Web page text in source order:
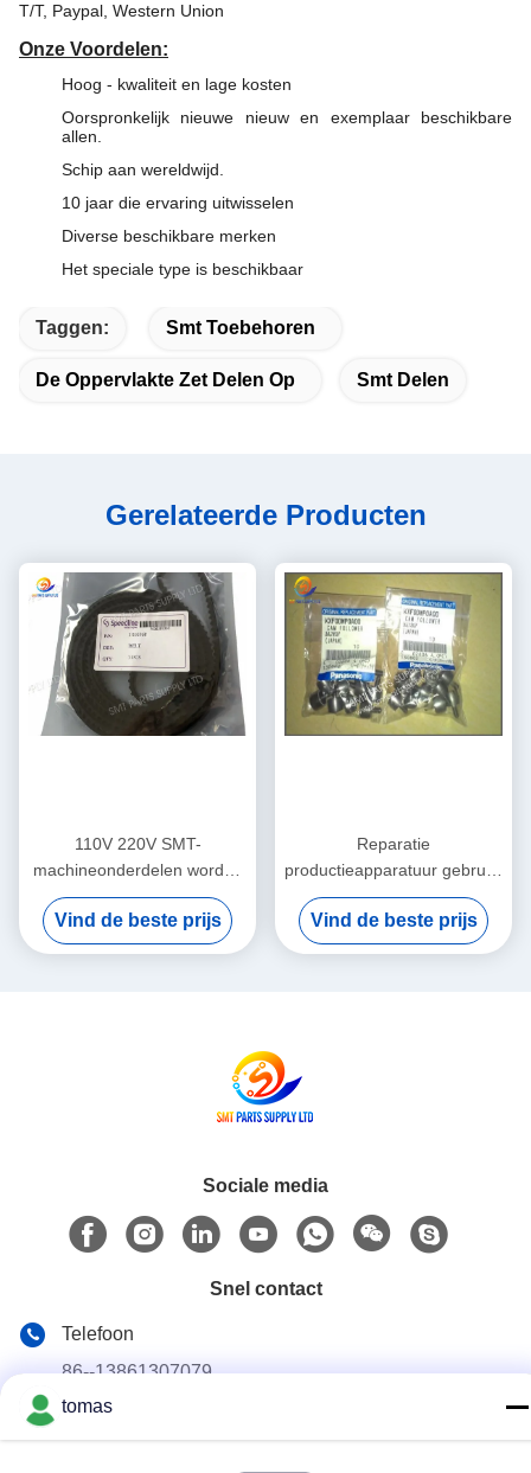
T/T, Paypal, Western Union
Onze Voordelen:
Hoog - kwaliteit en lage kosten
Oorspronkelijk nieuwe nieuw en exemplaar beschikbare
allen.
Schip aan wereldwijd.
10 jaar die ervaring uitwisselen
Diverse beschikbare merken
Het speciale type is beschikbaar
Taggen: Smt Toebehoren
De Oppervlakte Zet Delen Op Smt Delen
Gerelateerde Producten
110V 220V SMT-
machineonderdelen worden
per vliegtuig verzonden
Geïntegreerde
veldonderwijsservice ter
Vind de beste prijs
Reparatie
productieapparatuur gebruikt
in goede staat Ontworpen
voor precisie en consistente
prestaties in productielijnen
Vind de beste prijs
Sociale media
Snel contact
Telefoon
86--13861307079
E-mail
tomas